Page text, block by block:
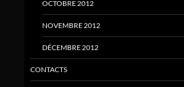
OCTOBRE 2012
NOVEMBRE 2012
DÉCEMBRE 2012
CONTACTS